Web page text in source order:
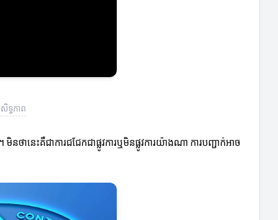
ទ្ធភាព
នេះគឺជាការជជែកជាផ្លូវការឬមិនផ្លូវការយ៉ាងណា ការបញ្ជាក់អាច